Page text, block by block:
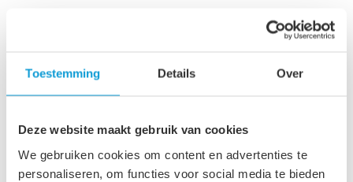
Toestemming Details Over
Deze website maakt gebruik van cookies
We gebruiken cookies om content en advertenties te
personaliseren, om functies voor social media te bieden
x 60 cm - eiken €99,95
x 160 cm - eiken
Op voorraad
€149,00